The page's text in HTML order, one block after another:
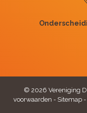
© 2026 Vereniging
voorwaarden - Sitemap-